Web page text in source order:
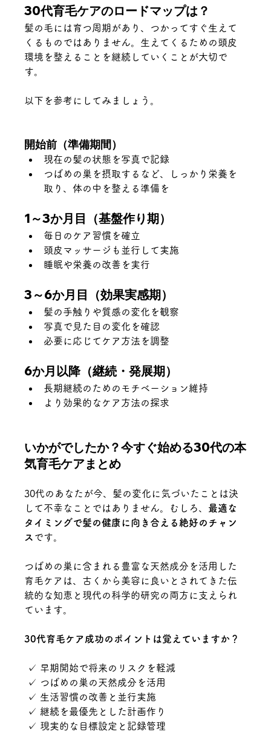
30代育毛ケアのロードマップは？
髪の毛には育つ周期があり、つかってすぐ生えて
くるものではありません。生えてくるための頭皮
環境を整えることを継続していくことが大切で
す。
以下を参考にしてみましょう。
開始前（準備期間）
現在の髪の状態を写真で記録
つばめの巣を摂取するなど、しっかり栄養を
取り、体の中を整える準備を
1～3か月目（基盤作り期）
毎日のケア習慣を確立
頭皮マッサージも並行して実施
睡眠や栄養の改善を実行
3～6か月目（効果実感期）
髪の手触りや質感の変化を観察
写真で見た目の変化を確認
必要に応じてケア方法を調整
6か月以降（継続・発展期）
長期継続のためのモチベーション維持
より効果的なケア方法の探求
いかがでしたか？今すぐ始める30代の本
気育毛ケアまとめ
30代のあなたが今、髪の変化に気づいたことは決
して不幸なことではありません。むしろ、 最適な
タイミングで髪の健康に向き合える絶好のチャン
ス です。
つばめの巣に含まれる豊富な天然成分を活用した
育毛ケアは、古くから美容に良いとされてきた伝
統的な知恵と現代の科学的研究の両方に支えられ
ています。
30代育毛ケア成功のポイントは覚えていますか？
✓ 早期開始で将来のリスクを軽減
✓ つばめの巣の天然成分を活用
✓ 生活習慣の改善と並行実施
✓ 継続を最優先とした計画作り
✓ 現実的な目標設定と記録管理